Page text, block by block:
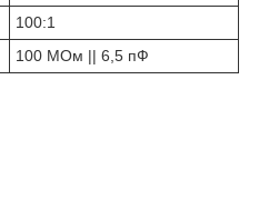
100:1
100 МОм || 6,5 пФ